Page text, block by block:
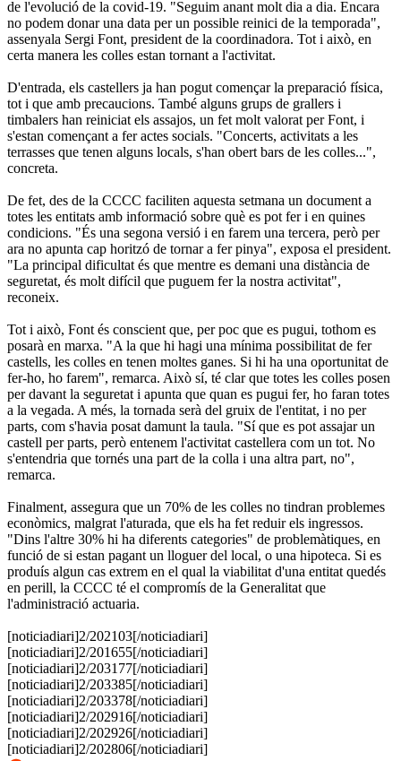
de l'evolució de la covid-19. "Seguim anant molt dia a dia. Encara
no podem donar una data per un possible reinici de la temporada",
assenyala Sergi Font, president de la coordinadora. Tot i això, en
certa manera les colles estan tornant a l'activitat.
D'entrada, els castellers ja han pogut començar la preparació física,
tot i que amb precaucions. També alguns grups de grallers i
timbalers han reiniciat els assajos, un fet molt valorat per Font, i
s'estan començant a fer actes socials. "Concerts, activitats a les
terrasses que tenen alguns locals, s'han obert bars de les colles...",
concreta.
De fet, des de la CCCC faciliten aquesta setmana un document a
totes les entitats amb informació sobre què es pot fer i en quines
condicions. "És una segona versió i en farem una tercera, però per
ara no apunta cap horitzó de tornar a fer pinya", exposa el president.
"La principal dificultat és que mentre es demani una distància de
seguretat, és molt difícil que puguem fer la nostra activitat",
reconeix.
Tot i això, Font és conscient que, per poc que es pugui, tothom es
posarà en marxa. "A la que hi hagi una mínima possibilitat de fer
castells, les colles en tenen moltes ganes. Si hi ha una oportunitat de
fer-ho, ho farem", remarca. Això sí, té clar que totes les colles posen
per davant la seguretat i apunta que quan es pugui fer, ho faran totes
a la vegada. A més, la tornada serà del gruix de l'entitat, i no per
parts, com s'havia posat damunt la taula. "Sí que es pot assajar un
castell per parts, però entenem l'activitat castellera com un tot. No
s'entendria que tornés una part de la colla i una altra part, no",
remarca.
Finalment, assegura que un 70% de les colles no tindran problemes
econòmics, malgrat l'aturada, que els ha fet reduir els ingressos.
"Dins l'altre 30% hi ha diferents categories" de problemàtiques, en
funció de si estan pagant un lloguer del local, o una hipoteca. Si es
produís algun cas extrem en el qual la viabilitat d'una entitat quedés
en perill, la CCCC té el compromís de la Generalitat que
l'administració actuaria.
[noticiadiari]2/202103[/noticiadiari]
[noticiadiari]2/201655[/noticiadiari]
[noticiadiari]2/203177[/noticiadiari]
​[noticiadiari]2/203385[/noticiadiari]
​​[noticiadiari]2/203378[/noticiadiari]
​​​[noticiadiari]2/202916[/noticiadiari]
​​​​[noticiadiari]2/202926[/noticiadiari]
​​​​​[noticiadiari]2/202806[/noticiadiari]